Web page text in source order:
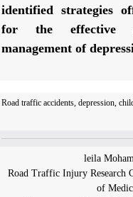
identified strategies
for the effective
management of
Road traffic accidents, depression,
Road Traffic Injury
of